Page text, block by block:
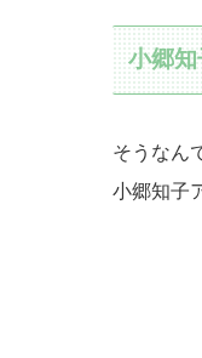
小郷
そうなん
小郷知子